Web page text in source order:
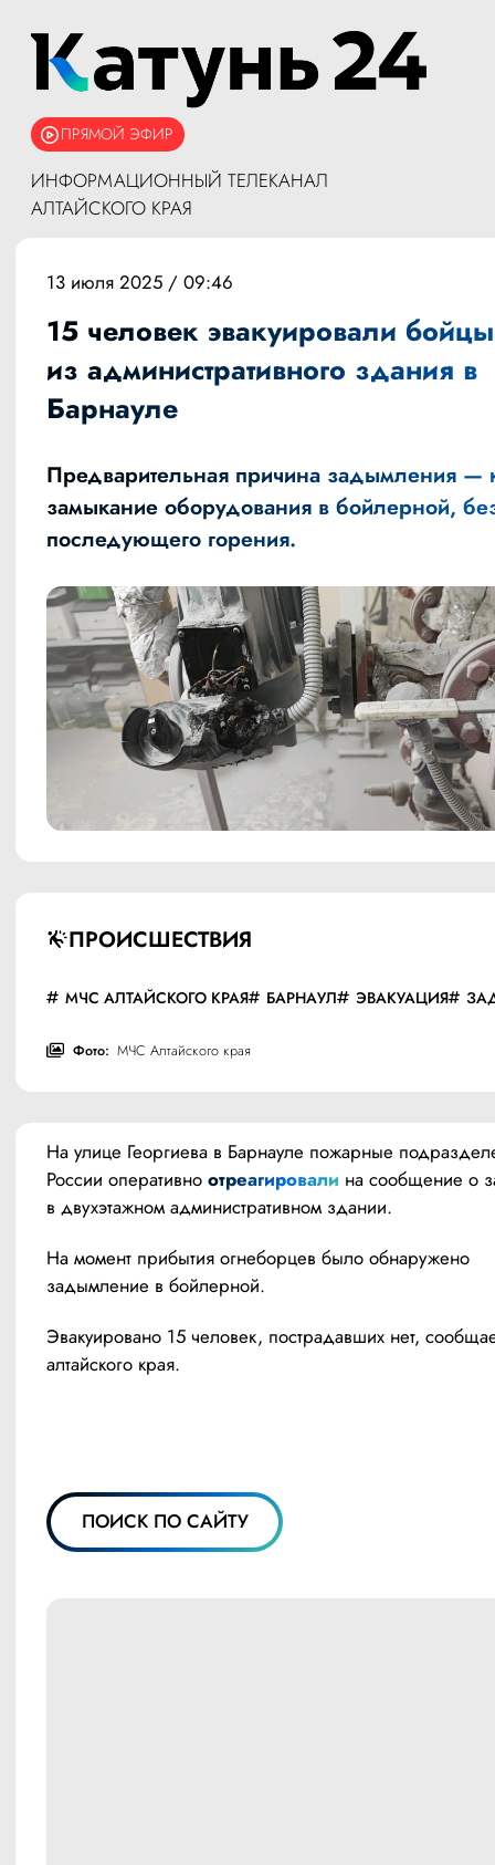
ПРЯМОЙ ЭФИР
ИНФОРМАЦИОННЫЙ ТЕЛЕКАНАЛ
АЛТАЙСКОГО КРАЯ
ПРОИСШЕСТВИЯ
МЧС АЛТАЙСКОГО КРАЯ БАРНАУЛ ЭВАКУАЦИЯ
Фото: МЧС Алтайского края
13 июля 2025 / 09:46
15 человек эвакуировали
из административного здания в
Барнауле
Предварительная причина задымления —
замыкание оборудования в бойлерной,
последующего горения.
На улице Георгиева в Барнауле пожарные
России оперативно отреагировали на сообщение о
в двухэтажном административном здании.
На момент прибытия огнеборцев было обнаружено
задымление в бойлерной.
Эвакуировано 15 человек, пострадавших нет,
алтайского края.
ПОИСК ПО САЙТУ